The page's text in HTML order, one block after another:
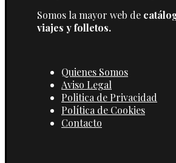
Somos la mayor web de
viajes y folletos.
Quienes Somos
Aviso Legal
Politica de Privacidad
Política de Cookies
Contacto